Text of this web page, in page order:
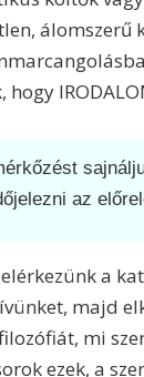
álomszerű
az
a
majd
mi
ezek, a